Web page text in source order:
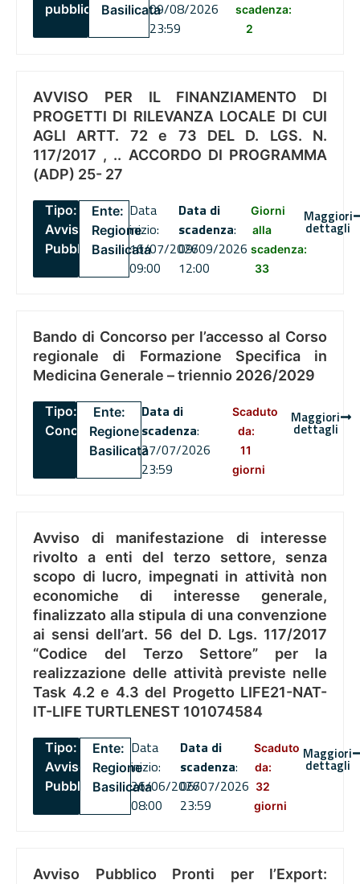
pubblico Basilicata09/08/2026
23:59
scadenza:
2
AVVISO PER IL FINANZIAMENTO DI
PROGETTI DI RILEVANZA LOCALE DI CUI
AGLI ARTT. 72 e 73 DEL D. LGS. N.
117/2017 , .. ACCORDO DI PROGRAMMA
(ADP) 25- 27
Tipo:
Avviso
Pubblico
Ente:
Regione
Basilicata
Data
inizio:
16/07/2026
09:00
Data di
scadenza:
09/09/2026
12:00
Giorni
alla
scadenza:
33
Maggiori
dettagli
Bando di Concorso per l’accesso al Corso
regionale di Formazione Specifica in
Medicina Generale – triennio 2026/2029
Tipo:
Concorsi
Ente:
Regione
Basilicata
Data di
scadenza:
27/07/2026
23:59
Scaduto
da:
11
giorni
Maggiori
dettagli
Avviso di manifestazione di interesse
rivolto a enti del terzo settore, senza
scopo di lucro, impegnati in attività non
economiche di interesse generale,
finalizzato alla stipula di una convenzione
ai sensi dell’art. 56 del D. Lgs. 117/2017
“Codice del Terzo Settore” per la
realizzazione delle attività previste nelle
Task 4.2 e 4.3 del Progetto LIFE21-NAT-
IT-LIFE TURTLENEST 101074584
Tipo:
Avviso
Pubblico
Ente:
Regione
Basilicata
Data
inizio:
26/06/2026
08:00
Data di
scadenza:
06/07/2026
23:59
Scaduto
da:
32
giorni
Maggiori
dettagli
Avviso Pubblico Pronti per l’Export: